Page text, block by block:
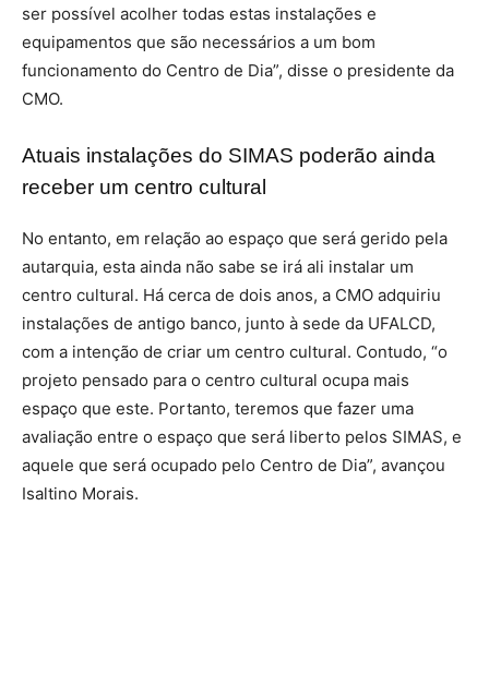
ser possível acolher todas estas instalações e
equipamentos que são necessários a um bom
funcionamento do Centro de Dia”, disse o presidente da
CMO.
Atuais instalações do SIMAS poderão ainda
receber um centro cultural
No entanto, em relação ao espaço que será gerido pela
autarquia, esta ainda não sabe se irá ali instalar um
centro cultural. Há cerca de dois anos, a CMO adquiriu
instalações de antigo banco, junto à sede da UFALCD,
com a intenção de criar um centro cultural. Contudo, “o
projeto pensado para o centro cultural ocupa mais
espaço que este. Portanto, teremos que fazer uma
avaliação entre o espaço que será liberto pelos SIMAS, e
aquele que será ocupado pelo Centro de Dia”, avançou
Isaltino Morais.